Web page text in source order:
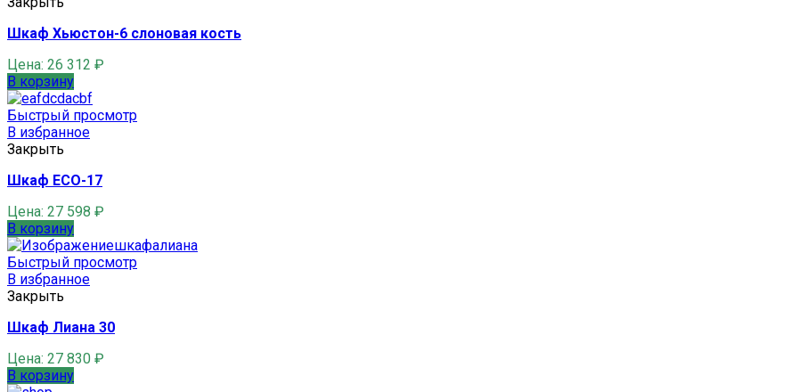
Шкаф Хьюстон-6 слоновая кость
Цена: 26 312 ₽
В корзину
Быстрый просмотр
В избранное
Закрыть
Шкаф ECO-17
Цена: 27 598 ₽
В корзину
Быстрый просмотр
В избранное
Закрыть
Шкаф Лиана 30
Цена: 27 830 ₽
В корзину